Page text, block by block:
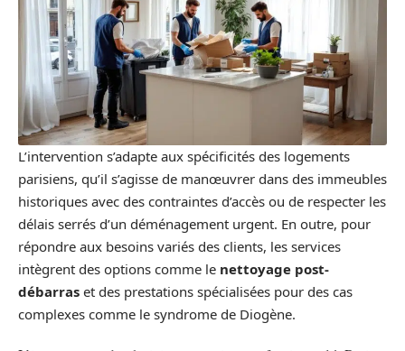
L’intervention s’adapte aux spécificités des logements
parisiens, qu’il s’agisse de manœuvrer dans des immeubles
historiques avec des contraintes d’accès ou de respecter les
délais serrés d’un déménagement urgent. En outre, pour
répondre aux besoins variés des clients, les services
intègrent des options comme le nettoyage post-
débarras et des prestations spécialisées pour des cas
complexes comme le syndrome de Diogène.